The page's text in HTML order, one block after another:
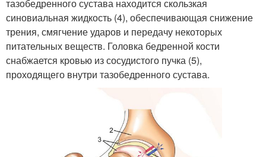
тазобедренного сустава находится скользкая
синовиальная жидкость (4), обеспечивающая снижение
трения, смягчение ударов и передачу некоторых
питательных веществ. Головка бедренной кости
снабжается кровью из сосудистого пучка (5),
проходящего внутри тазобедренного сустава.